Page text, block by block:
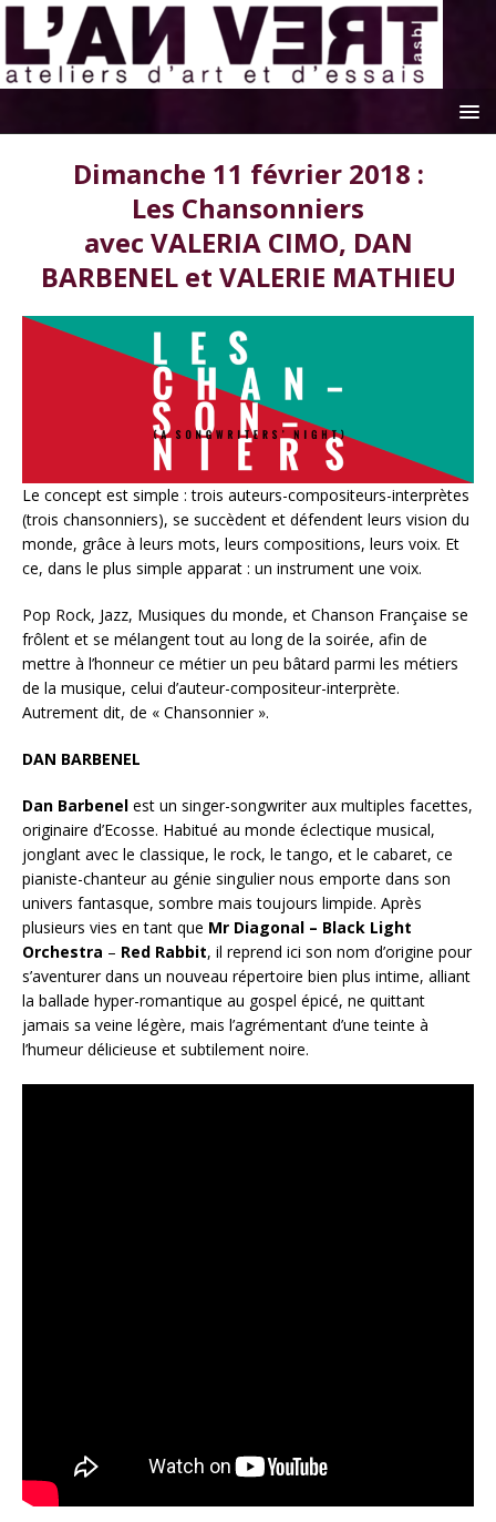
Dimanche 11 février 2018 :
Les Chansonniers
avec VALERIA CIMO, DAN
BARBENEL et VALERIE MATHIEU
Le concept est simple : trois auteurs-compositeurs-interprètes
(trois chansonniers), se succèdent et défendent leurs vision du
monde, grâce à leurs mots, leurs compositions, leurs voix. Et
ce, dans le plus simple apparat : un instrument une voix.
Pop Rock, Jazz, Musiques du monde, et Chanson Française se
frôlent et se mélangent tout au long de la soirée, afin de
mettre à l’honneur ce métier un peu bâtard parmi les métiers
de la musique, celui d’auteur-compositeur-interprète.
Autrement dit, de « Chansonnier ».
DAN BARBENEL
Dan Barbenel est un singer-songwriter aux multiples facettes,
originaire d’Ecosse. Habitué au monde éclectique musical,
jonglant avec le classique, le rock, le tango, et le cabaret, ce
pianiste-chanteur au génie singulier nous emporte dans son
univers fantasque, sombre mais toujours limpide. Après
plusieurs vies en tant que Mr Diagonal – Black Light
Orchestra – Red Rabbit, il reprend ici son nom d’origine pour
s’aventurer dans un nouveau répertoire bien plus intime, alliant
la ballade hyper-romantique au gospel épicé, ne quittant
jamais sa veine légère, mais l’agrémentant d’une teinte à
l’humeur délicieuse et subtilement noire.